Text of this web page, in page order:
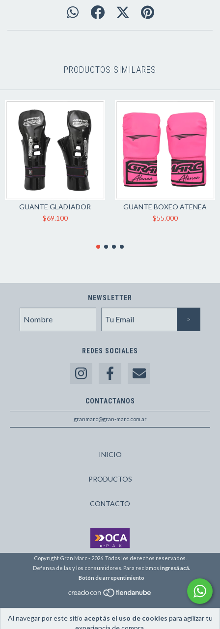
Al navegar por este sitio aceptás el uso de cookies para agilizar tu
PRODUCTOS SIMILARES
GUANTE GLADIADOR
$69.100
GUANTE BOXEO ATENEA
$55.000
NEWSLETTER
REDES SOCIALES
CONTACTANOS
granmarc@gran-marc.com.ar
INICIO
PRODUCTOS
CONTACTO
Copyright Gran Marc - 2026. Todos los derechos reservados.
Defensa de las y los consumidores. Para reclamos ingresá acá.
Botón de arrepentimiento